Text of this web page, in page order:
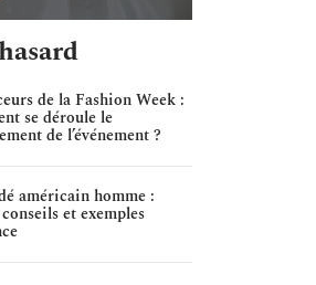
de la Fashion Week :
se déroule le
de l’événement ?
américain homme :
et exemples